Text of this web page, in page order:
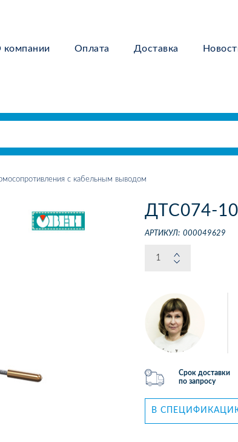
компании Оплата Доставка
с кабельным выводом
ДТС074-
АРТИКУЛ: 000049629
Срок доставки
по запросу
В